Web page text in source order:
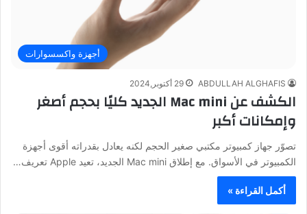
أجهزة واكسسوارات
ABDULLAH ALGHAFIS 29 أكتوبر,2024
الكشف عن Mac mini الجديد كليًا بحجم أصغر
وإمكانات أكبر
تصوّر جهاز كمبيوتر مكتبي صغير الحجم لكنه يعادل بقدراته أقوى أجهزة
الكمبيوتر في الأسواق. مع إطلاق Mac mini الجديد، تعيد Apple تعريف…
أكمل القراءة »